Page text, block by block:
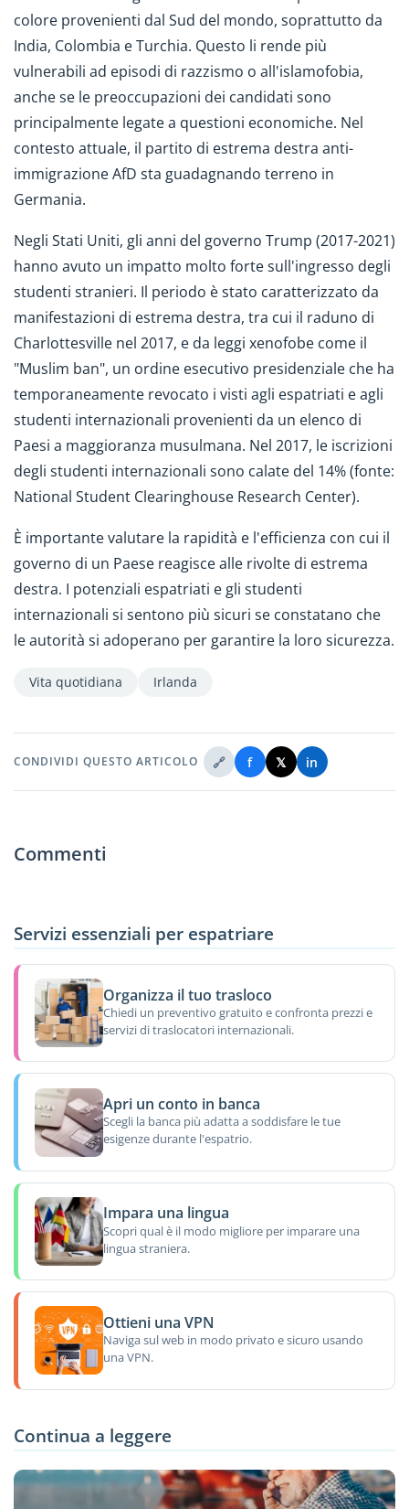
colore provenienti dal Sud del mondo, soprattutto da
India, Colombia e Turchia. Questo li rende più
vulnerabili ad episodi di razzismo o all'islamofobia,
anche se le preoccupazioni dei candidati sono
principalmente legate a questioni economiche. Nel
contesto attuale, il partito di estrema destra anti-
immigrazione AfD sta guadagnando terreno in
Germania.
Negli Stati Uniti, gli anni del governo Trump (2017-2021)
hanno avuto un impatto molto forte sull'ingresso degli
studenti stranieri. Il periodo è stato caratterizzato da
manifestazioni di estrema destra, tra cui il raduno di
Charlottesville nel 2017, e da leggi xenofobe come il
"Muslim ban", un ordine esecutivo presidenziale che ha
temporaneamente revocato i visti agli espatriati e agli
studenti internazionali provenienti da un elenco di
Paesi a maggioranza musulmana. Nel 2017, le iscrizioni
degli studenti internazionali sono calate del 14% (fonte:
National Student Clearinghouse Research Center).
È importante valutare la rapidità e l'efficienza con cui il
governo di un Paese reagisce alle rivolte di estrema
destra. I potenziali espatriati e gli studenti
internazionali si sentono più sicuri se constatano che
le autorità si adoperano per garantire la loro sicurezza.
Vita quotidiana Irlanda
CONDIVIDI QUESTO ARTICOLO 🔗 f 𝕏 in
Commenti
Servizi essenziali per espatriare
Organizza il tuo trasloco
Chiedi un preventivo gratuito e confronta prezzi e
servizi di traslocatori internazionali.
Apri un conto in banca
Scegli la banca più adatta a soddisfare le tue
esigenze durante l'espatrio.
Impara una lingua
Scopri qual è il modo migliore per imparare una
lingua straniera.
Ottieni una VPN
Naviga sul web in modo privato e sicuro usando
una VPN.
Continua a leggere